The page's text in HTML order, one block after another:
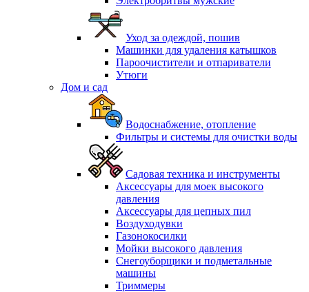
Уход за одеждой, пошив
Машинки для удаления катышков
Пароочистители и отпариватели
Утюги
Дом и сад
Водоснабжение, отопление
Фильтры и системы для очистки воды
Садовая техника и инструменты
Аксессуары для моек высокого
давления
Аксессуары для цепных пил
Воздуходувки
Газонокосилки
Мойки высокого давления
Снегоуборщики и подметальные
машины
Триммеры